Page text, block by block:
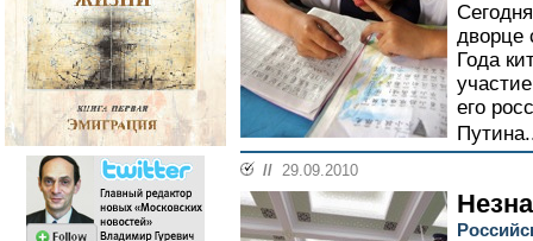
дворце
Года
его
// 29.09.2010